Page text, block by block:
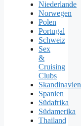
Niederlande
Norwegen
Polen
Portugal
Schweiz
Sex
&
Cruising
Clubs
Skandinavien
Spanien
Südafrika
Südamerika
Thailand